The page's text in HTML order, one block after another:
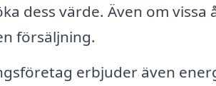
dess värde. Även om vissa
försäljning.
erbjuder även